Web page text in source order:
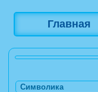
Главная
Символика